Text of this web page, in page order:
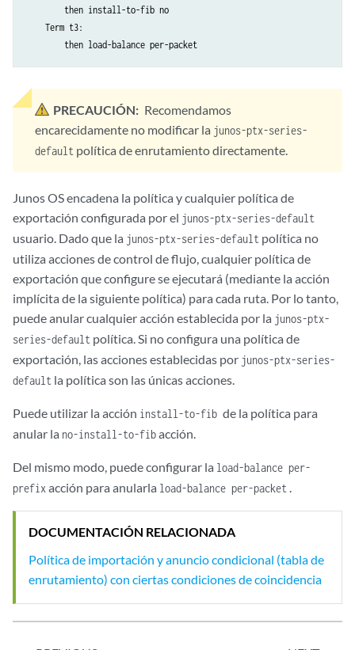
        then install-to-fib no
    Term t3:
        then load-balance per-packet
PRECAUCIÓN: Recomendamos
encarecidamente no modificar la junos-ptx-series-
default política de enrutamiento directamente.
Junos OS encadena la política y cualquier política de
exportación configurada por el junos-ptx-series-default
usuario. Dado que la junos-ptx-series-default política no
utiliza acciones de control de flujo, cualquier política de
exportación que configure se ejecutará (mediante la acción
implícita de la siguiente política) para cada ruta. Por lo tanto,
puede anular cualquier acción establecida por la junos-ptx-
series-default política. Si no configura una política de
exportación, las acciones establecidas por junos-ptx-series-
default la política son las únicas acciones.
Puede utilizar la acción install-to-fib de la política para
anular la no-install-to-fibacción.
Del mismo modo, puede configurar la load-balance per-
prefix acción para anularla load-balance per-packet .
DOCUMENTACIÓN RELACIONADA
Política de importación y anuncio condicional (tabla de
enrutamiento) con ciertas condiciones de coincidencia